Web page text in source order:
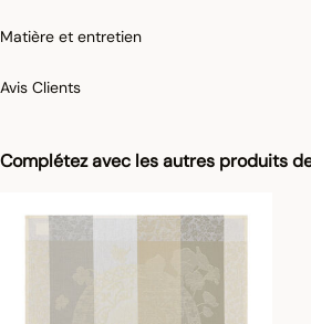
Complétez avec les autres produits
Matière et entretien
Avis Clients